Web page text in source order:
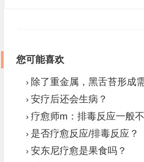
您可能喜欢
除了重金属，黑舌苔形成需要另外一个必要
安疗后还会生病？
疗愈师m：排毒反应一般不会持续很久。一直没好的就是病
是否疗愈反应/排毒反应？
安东尼疗愈是果食吗？